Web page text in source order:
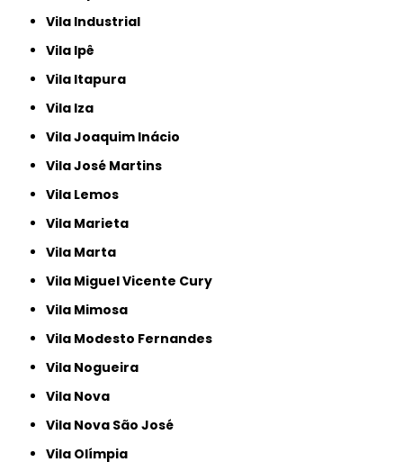
Vila Industrial
Vila Ipê
Vila Itapura
Vila Iza
Vila Joaquim Inácio
Vila José Martins
Vila Lemos
Vila Marieta
Vila Marta
Vila Miguel Vicente Cury
Vila Mimosa
Vila Modesto Fernandes
Vila Nogueira
Vila Nova
Vila Nova São José
Vila Olímpia